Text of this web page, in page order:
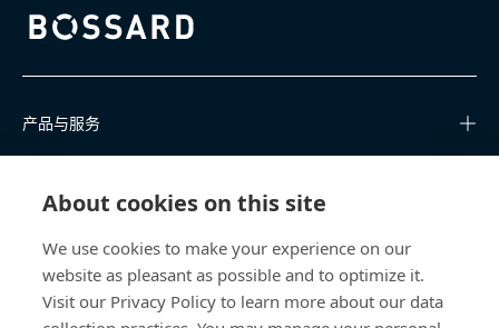
About cookies on this site
We use cookies to make your experience on our
website as pleasant as possible and to optimize it.
Visit our Privacy Policy to learn more about our data
Bossard homepage
产品与服务
关于我们